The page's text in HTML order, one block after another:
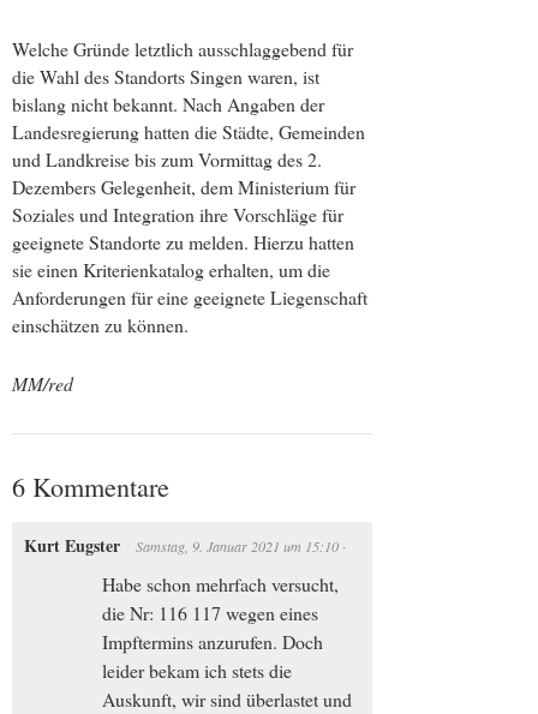
Welche Gründe letztlich ausschlaggebend für
die Wahl des Standorts Singen waren, ist
bislang nicht bekannt. Nach Angaben der
Landesregierung hatten die Städte, Gemeinden
und Landkreise bis zum Vormittag des 2.
Dezembers Gelegenheit, dem Ministerium für
Soziales und Integration ihre Vorschläge für
geeignete Standorte zu melden. Hierzu hatten
sie einen Kriterienkatalog erhalten, um die
Anforderungen für eine geeignete Liegenschaft
einschätzen zu können.
MM/red
6 Kommentare
Kurt Eugster Samstag, 9. Januar 2021 um 15:10 ·
Habe schon mehrfach versucht,
die Nr: 116 117 wegen eines
Impftermins anzurufen. Doch
leider bekam ich stets die
Auskunft, wir sind überlastet und